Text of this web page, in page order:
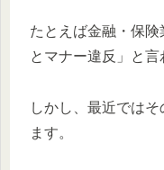
たとえば金融・保
とマナー違反」と言
しかし、最近では
ます。